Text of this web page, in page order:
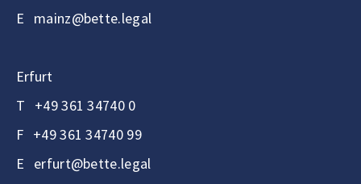
E mainz@bette.legal
Erfurt
T +49 361 34740 0
F +49 361 34740 99
E erfurt@bette.legal